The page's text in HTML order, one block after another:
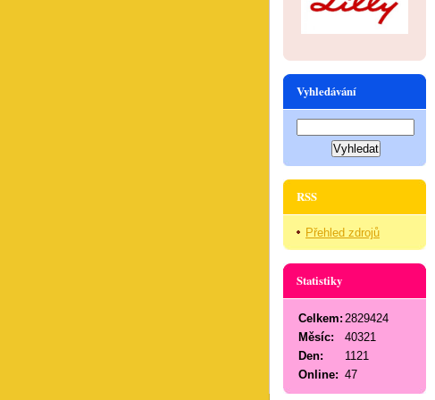
Vyhledávání
RSS
Přehled zdrojů
Statistiky
Online: 47
Celkem: 2829424
Měsíc:
40321
Den:
1121